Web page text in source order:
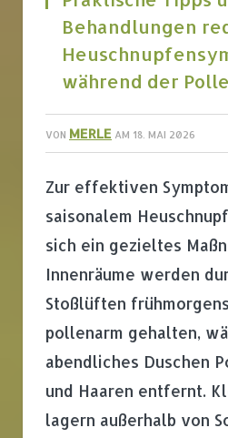
Behandlungen
während der
VON MERLE AM 18. MAI 2026
Zur effektiven
saisonalem
sich ein gezieltes
Innenräume werden
Stoßlüften
pollenarm gehalten,
abendliches Duschen
und Haaren entfernt.
lagern außerhalb von